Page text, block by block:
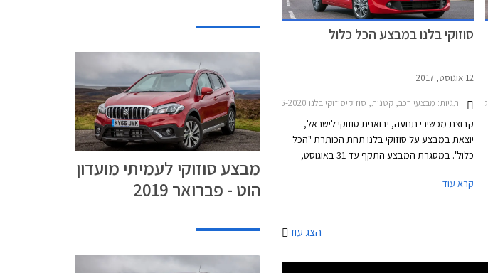
סוזוקי בלנו במבצע הכל כלול
12 אוגוסט, 2017
תגיות: מבצעי רכב, קטנות, סוזוקיסוזוקי בלנו 2016-2020
קבוצת מכשירי תנועה, יבואנית סוזוקי לישראל,
יוצאת במבצע על סוזוקי בלנו תחת הכותרת "הכל
כלול". במסגרת המבצע התקף עד 31 באוגוסט,
במחיר מחירון, ביטוח מקיף לשנה, ומערכת
קרא עוד
הצג עוד
מבצע סוזוקי לעמיתי מועדון
הוט - פברואר 2019